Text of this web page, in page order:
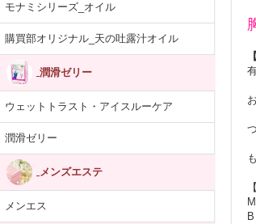
モナミシリーズ_オイル
購買部オリジナル_天の吐露汁オイル
潤滑ゼリー
ウェットトラスト・アイスルーケア
潤滑ゼリー
メンズエステ
メンエス